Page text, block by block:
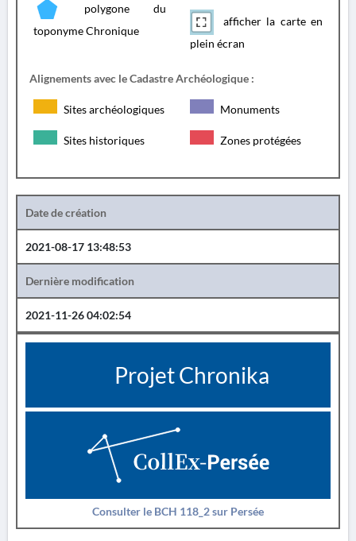
polygone du
toponyme Chronique
afficher la carte en
plein écran
Alignements avec le Cadastre Archéologique :
Sites archéologiques Monuments
Sites historiques Zones protégées
Date de création
2021-08-17 13:48:53
Dernière modification
2021-11-26 04:02:54
Projet Chronika
Consulter le BCH 118_2 sur Persée